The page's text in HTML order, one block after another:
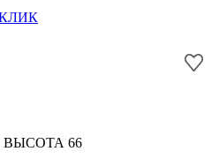
ВЫСОТА 66